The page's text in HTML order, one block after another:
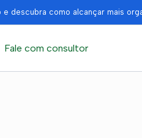
e descubra como alcançar mais
Fale com consultor